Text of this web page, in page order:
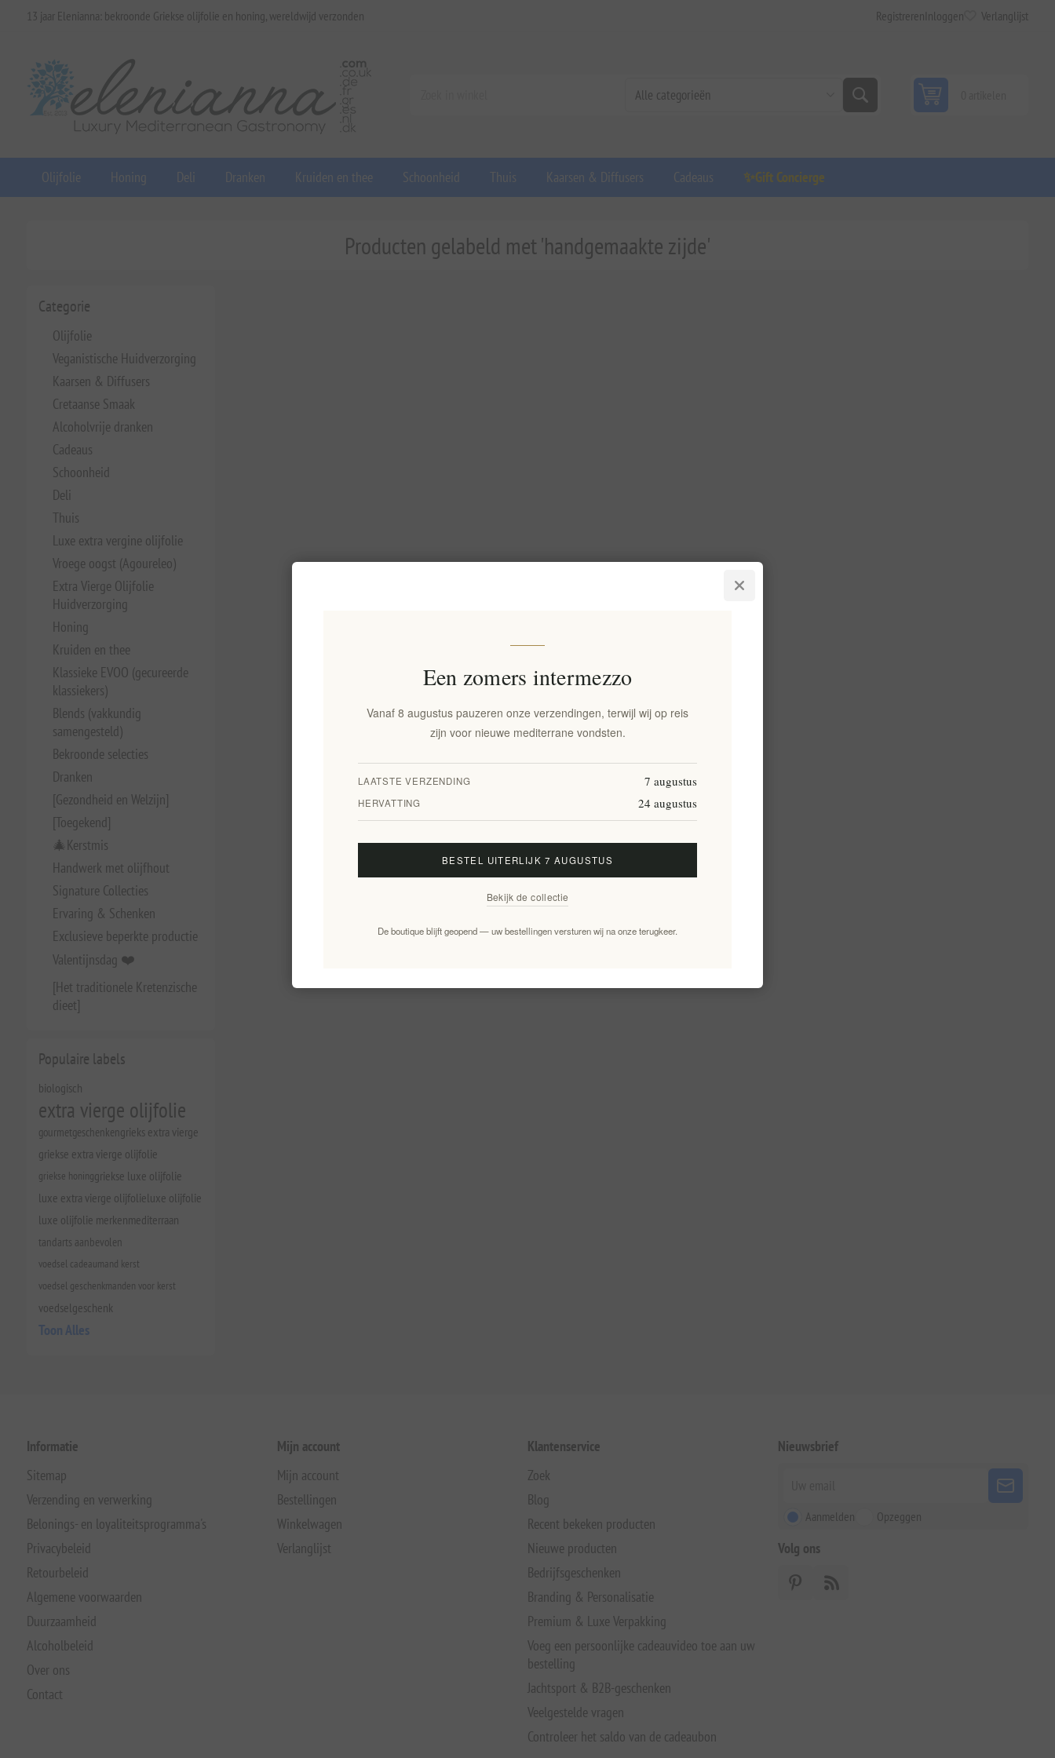
13 jaar Elenianna: bekroonde Griekse olijfolie en honing, wereldwijd verzonden Registreren Inloggen Verlanglijst
Olijfolie Honing Deli Dranken Kruiden en thee Schoonheid Thuis Kaarsen & Diffusers Cadeaus ✨Gift Concierge
Categorie
Olijfolie
Veganistische Huidverzorging
Kaarsen & Diffusers
Cretaanse Smaak
Alcoholvrije dranken
Cadeaus
Schoonheid
Deli
Thuis
Luxe extra vergine olijfolie
Vroege oogst (Agoureleo)
Extra Vierge Olijfolie
Huidverzorging
Honing
Kruiden en thee
Klassieke EVOO (gecureerde
klassiekers)
Blends (vakkundig
samengesteld)
Bekroonde selecties
Dranken
[Gezondheid en Welzijn]
[Toegekend]
🎄Kerstmis
Handwerk met olijfhout
Signature Collecties
Ervaring & Schenken
Exclusieve beperkte productie
Valentijnsdag ❤️
[Het traditionele Kretenzische
dieet]
Populaire labels
biologisch
extra vierge olijfolie
gourmetgeschenkengrieks extra vierge
griekse extra vierge olijfolie
griekse honinggriekse luxe olijfolie
luxe extra vierge olijfolieluxe olijfolie
luxe olijfolie merkenmediterraan
tandarts aanbevolen
voedsel cadeaumand kerst
voedsel geschenkmanden voor kerst
voedselgeschenk
Toon Alles
Producten gelabeld met 'handgemaakte zijde'
Informatie
Sitemap
Verzending en verwerking
Belonings- en loyaliteitsprogramma's
Privacybeleid
Retourbeleid
Algemene voorwaarden
Duurzaamheid
Alcoholbeleid
Over ons
Contact
Mijn account
Mijn account
Bestellingen
Winkelwagen
Verlanglijst
Klantenservice
Zoek
Blog
Recent bekeken producten
Nieuwe producten
Bedrijfsgeschenken
Branding & Personalisatie
Premium & Luxe Verpakking
Voeg een persoonlijke cadeauvideo toe aan uw
bestelling
Jachtsport & B2B-geschenken
Veelgestelde vragen
Controleer het saldo van de cadeaubon
Nieuwsbrief
Aanmelden Opzeggen
Volg ons
Een zomers intermezzo
Vanaf 8 augustus pauzeren onze verzendingen, terwijl wij op reis
zijn voor nieuwe mediterrane vondsten.
LAATSTE VERZENDING 7 augustus
HERVATTING 24 augustus
BESTEL UITERLIJK 7 AUGUSTUS
Bekijk de collectie
De boutique blijft geopend — uw bestellingen versturen wij na onze terugkeer.